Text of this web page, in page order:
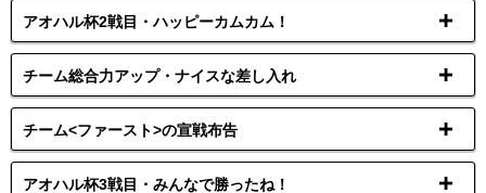
アオハル杯2戦目・ハッピーカムカム！
チーム総合力アップ・ナイスな差し入れ
チーム<ファースト>の宣戦布告
アオハル杯3戦目・みんなで勝ったね！